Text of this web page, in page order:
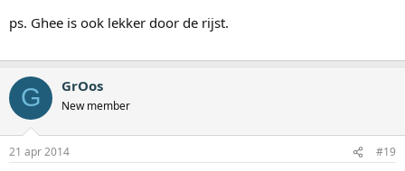
ps. Ghee is ook lekker door de rijst.
G GrOos
New member
21 apr 2014 #19